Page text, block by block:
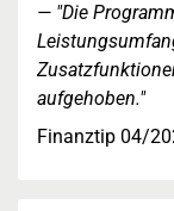
"Die
aufgehoben."
Finanztip 04/